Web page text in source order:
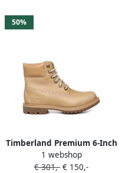
50%
Timberland Premium 6-Inch
laarzen Beige
1 webshop
€ 301,- € 150,-